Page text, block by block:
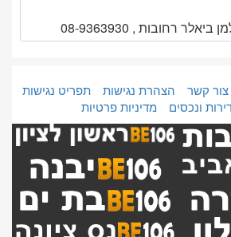
רחובות , 08-9363930
צור קשר הצהרת נגישות
תפריט נגישות
ונכסים
מדיניות פרטיות